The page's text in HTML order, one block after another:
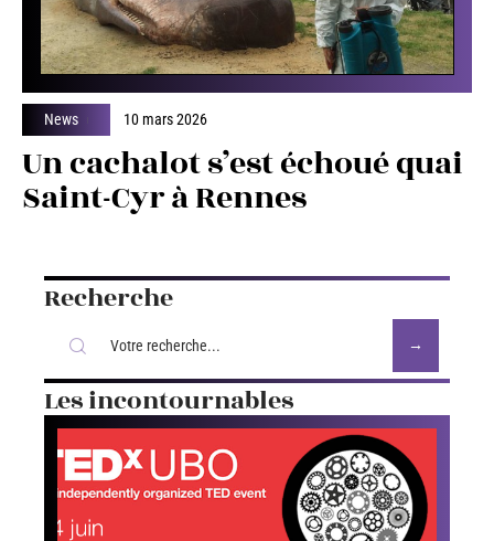
News 10 mars 2026
Un cachalot s’est échoué quai
Saint-Cyr à Rennes
Recherche
Les incontournables